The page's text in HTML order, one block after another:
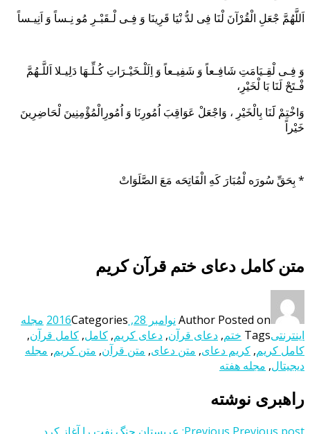
اَللَّهُمَّ جْعَلِ الْقُرْآنَ لْنَا فِی لدُّ نْیَا قَرِینَا وَ فِـی لْـقَبْـرِ مُو نِـساً وَ اَنِیـساً
وَ فِـی لْقِـیَامَتِ شَافِـعاً وَ شَفِیـعاً وَ اِلَلْـخَیْـرَاتِ کُـلِّـهَا دَلِیـلا اَللَّـهُمَّ
فْـتَحْ لَنَا بَا لْخَیْرِ،
وَاخْتِمْ لََنَا بِالْخَیْرِ ، وَاجْعَلْ عَوَاقِبَ اُمُورِنَا وَ اُمُورِالْمُؤْمِنِینَ لْحَاضِرِینَ
خَیْراً
* بِحَقِّ سُورَه لْمُبَارَ کَهِ الْفَاتِحَه مَعَ الصَّلَوَاتْ
متن کامل دعای ختم قرآن کریم
Author Posted on نوامبر 28, 2016 Categories
مجله
اینترنتیTags ختم, دعای قرآن, دعای کریم, کامل, کامل قرآن,
کامل کریم, کریم دعای, متن دعای, متن قرآن, متن کریم, مجله
دیجیتال, مجله هفته
راهبری نوشته